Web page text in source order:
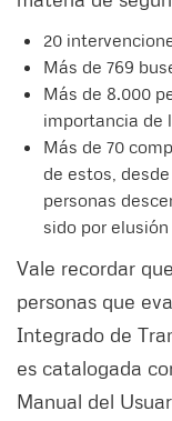
20
Más de 769
Más de 8.000
importancia de
Más de 70
de estos,
personas
sido por
Vale recordar
personas que
Integrado de
es catalogada
Manual del